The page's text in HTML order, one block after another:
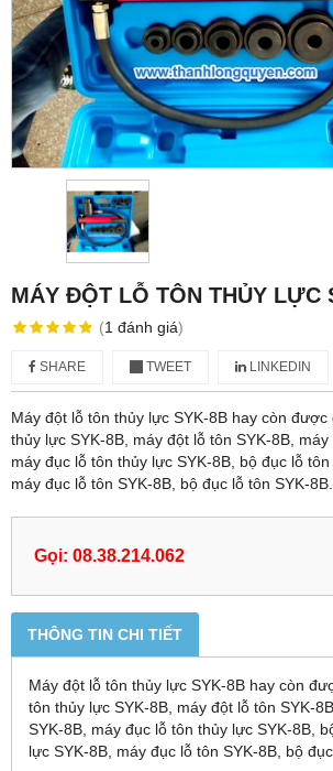
MÁY ĐỘT LỖ TÔN THỦY LỰC
(1 đánh giá)
SHARE TWEET LINKEDIN
Máy đột lỗ tôn thủy lực SYK-8B hay còn được
thủy lực SYK-8B, máy đột lỗ tôn SYK-8B, máy
máy đục lỗ tôn thủy lực SYK-8B, bộ đục lỗ tôn
máy đục lỗ tôn SYK-8B, bộ đục lỗ tôn SYK-8B.
Gọi: 08.38.214.062
THÔNG TIN CHI TIẾT
Máy đột lỗ tôn thủy lực SYK-8B hay còn
tôn thủy lực SYK-8B, máy đột lỗ tôn SYK-
SYK-8B, máy đục lỗ tôn thủy lực SYK-8B,
lực SYK-8B, máy đục lỗ tôn SYK-8B, bộ